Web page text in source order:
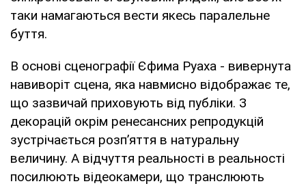
таки намагаються вести якесь паралельне
буття.
В основі сценографії Єфима Руаха - вивернута
навиворіт сцена, яка навмисно відображає те,
що зазвичай приховують від публіки. З
декорацій окрім ренесансних репродукцій
зустрічається розп’яття в натуральну
величину. А відчуття реальності в реальності
посилюють відеокамери, що транслюють